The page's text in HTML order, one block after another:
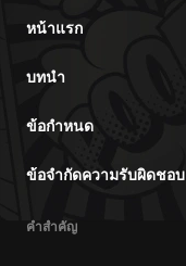
หน้าแรก
บทนำ
ข้อกำหนด
ข้อจำกัดความรับผิดชอบ
คำสำคัญ